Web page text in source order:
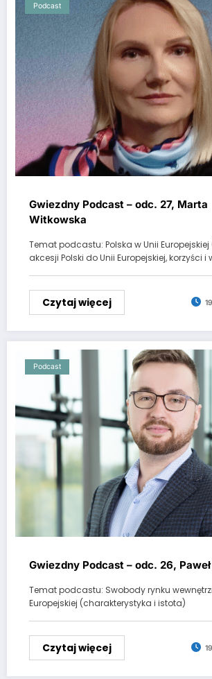
Podcast
Gwiezdny Podcast – odc. 27, Marta
Witkowska
Temat podcastu: Polska w Unii
akcesji Polski do Unii Europejskiej, korzyści i
Czytaj więcej
Podcast
Gwiezdny Podcast – odc. 26, Paweł
Temat podcastu: Swobody rynku
Europejskiej (charakterystyka i istota)
Czytaj więcej